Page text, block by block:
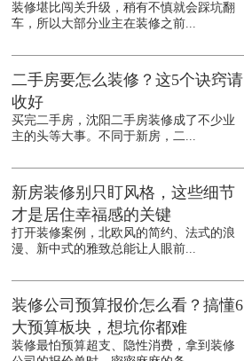
装修堪比闯关升级，稍有不慎就会踩坑翻
车，所以大部分业主在装修之前...
二手房要怎么装修？这5个诀窍请
收好
买完二手房，沈阳二手房装修成了不少业
主的头等大事。不同于新房，二...
新房装修别只盯风格，这些细节
才是居住幸福感的关键
打开装修案例，北欧风的简约、法式的浪
漫、新中式的雅致总能让人眼前...
装修公司预算报价怎么看？搞懂6
大预算板块，想坑你都难
装修最怕预算超支、隐性消费，拿到装修